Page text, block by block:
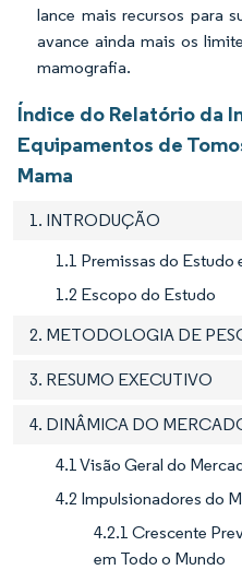
lance mais recursos para
avance ainda mais os
mamografia.
Índice do Relatório da
Equipamentos de
Mama
1. INTRODUÇÃO
1.1 Premissas do
1.2 Escopo do Estudo
2. METODOLOGIA DE
3. RESUMO EXECUTIVO
4. DINÂMICA DO
4.1 Visão Geral do
4.2 Impulsionadores do
4.2.1 Crescente
em Todo o Mundo